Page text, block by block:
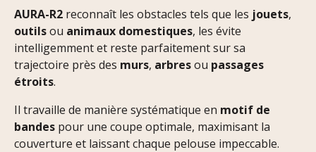
AURA-R2 reconnaît les obstacles tels que les jouets,
outilsou animaux domestiques, les évite
intelligemment et reste parfaitement sur sa
trajectoire près des murs, arbresou passages
étroits.
Il travaille de manière systématique en motif de
bandes pour une coupe optimale, maximisant la
couverture et laissant chaque pelouse impeccable.